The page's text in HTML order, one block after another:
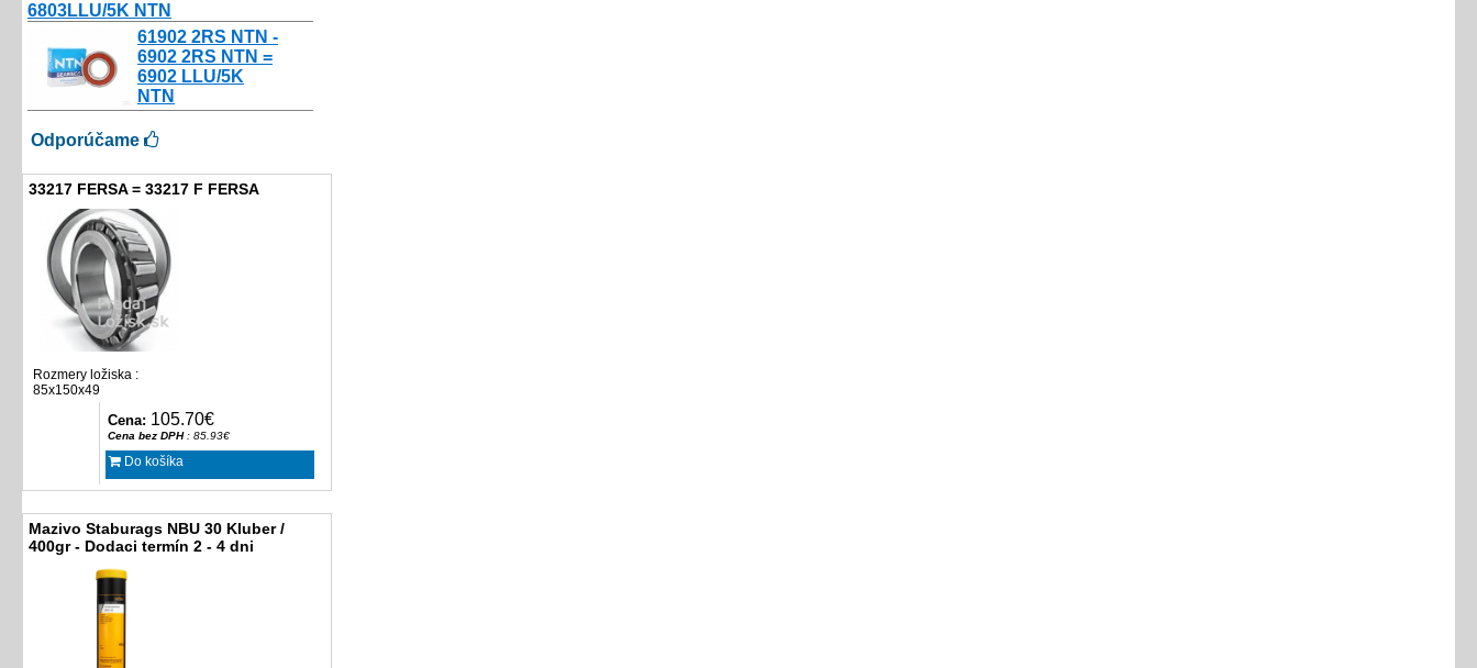
6803LLU/5K NTN
61902 2RS NTN -
6902 2RS NTN =
6902 LLU/5K
NTN
Odporúčame
33217 FERSA = 33217 F FERSA
Rozmery ložiska :
85x150x49
Cena: 105.70€
Cena bez DPH: 85.93€
Do košíka
Mazivo Staburags NBU 30 Kluber /
400gr - Dodaci termín 2 - 4 dni